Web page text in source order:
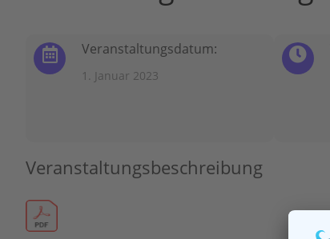
Veranstaltungsdatum:
1. Januar 2023
Veranstaltungsbeschreibung